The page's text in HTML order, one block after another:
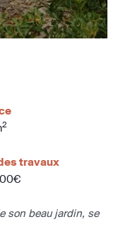
2
travaux
son beau jardin, se